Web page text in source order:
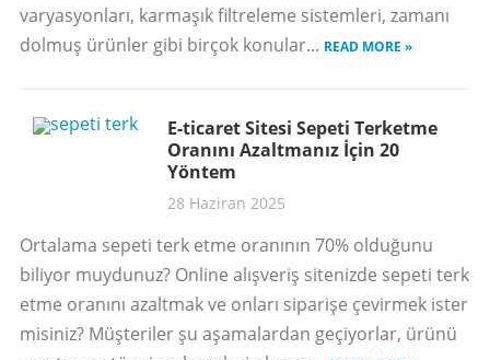
varyasyonları, karmaşık filtreleme sistemleri, zamanı
dolmuş ürünler gibi birçok konular... READ MORE »
E-ticaret Sitesi Sepeti Terketme
Oranını Azaltmanız İçin 20
Yöntem
28 Haziran 2025
Ortalama sepeti terk etme oranının 70% olduğunu
biliyor muydunuz? Online alışveriş sitenizde sepeti terk
etme oranını azaltmak ve onları siparişe çevirmek ister
misiniz? Müşteriler şu aşamalardan geçiyorlar, ürünü